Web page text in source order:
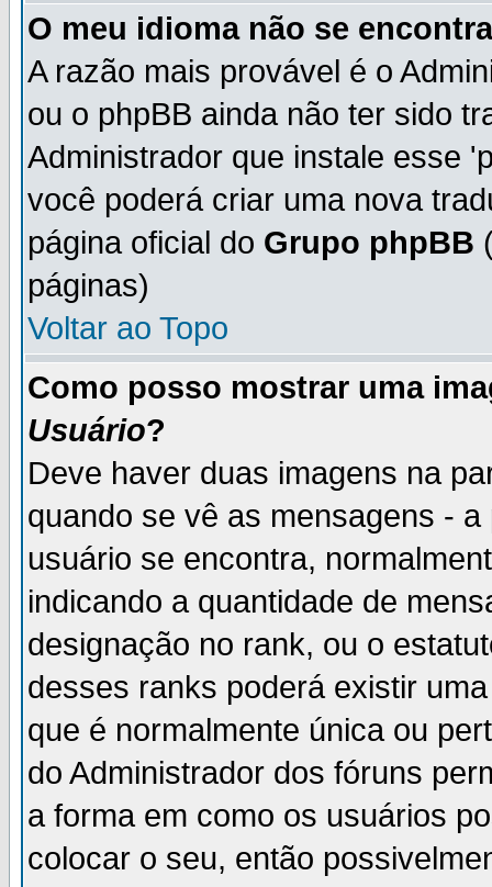
O meu idioma não se
A razão mais provável é o
ou o phpBB ainda não ter sido
Administrador que instale esse
você poderá criar uma nova
página oficial do Grupo phpBB
páginas)
Voltar ao Topo
Como posso mostrar uma
Usuário?
Deve haver duas imagens na
quando se vê as mensagens -
usuário se encontra,
indicando a quantidade de
designação no rank, ou o
desses ranks poderá existir
que é normalmente única ou
do Administrador dos fóruns
a forma em como os usuários
colocar o seu, então